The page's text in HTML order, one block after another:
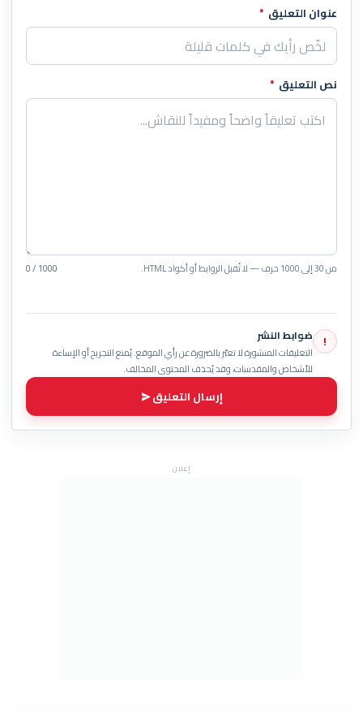
عنوان التعليق *
نص التعليق *
من 30 إلى 1000 حرف — لا تُقبل الروابط أو أكواد HTML. 0 / 1000
! ضوابط النشر
التعليقات المنشورة لا تعبّر بالضرورة عن رأي الموقع. يُمنع التجريح أو الإساءة
للأشخاص والمقدسات، وقد يُحذف المحتوى المخالف.
إرسال التعليق
إعلان